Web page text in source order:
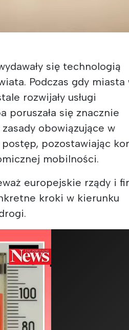
się technologią
Podczas gdy miasta
rozwijały usługi
poruszała się znacznie
obowiązujące w
pozostawiając
mobilności.
europejskie rządy i
kroki w kierunku